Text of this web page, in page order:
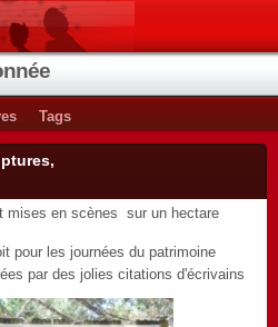
Tags
mises en scènes sur un hectare
pour les journées du patrimoine
par des jolies citations d'écrivains